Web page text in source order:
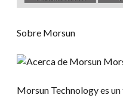
Sobre Morsun
Morsun Technology es